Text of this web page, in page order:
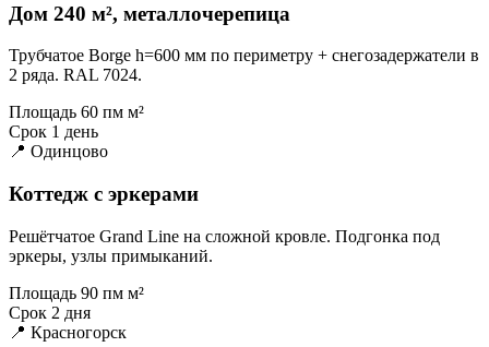
Дом 240 м², металлочерепица
Трубчатое Borge h=600 мм по периметру + снегозадержатели в
2 ряда. RAL 7024.
Площадь 60 пм м²
Срок 1 день
📍 Одинцово
Коттедж с эркерами
Решётчатое Grand Line на сложной кровле. Подгонка под
эркеры, узлы примыканий.
Площадь 90 пм м²
Срок 2 дня
📍 Красногорск